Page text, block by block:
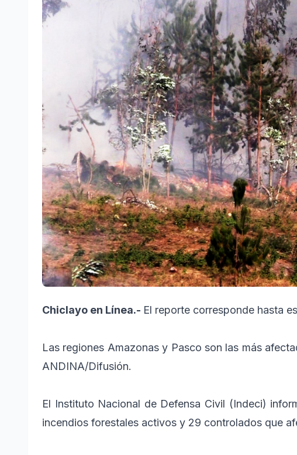
Chiclayo en Línea.- El reporte corresponde hasta
Las regiones Amazonas y Pasco son las más
ANDINA/Difusión.
El Instituto Nacional de Defensa Civil (Indeci)
incendios forestales activos y 29 controlados que